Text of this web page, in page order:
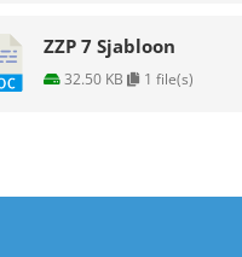
ZZP 7 Sjabloon
32.50 KB 1 file(s)